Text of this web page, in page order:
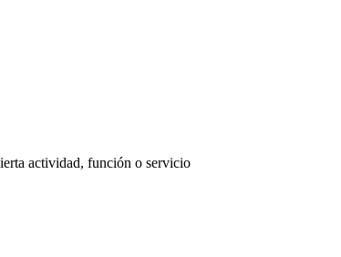
actividad, función o servicio